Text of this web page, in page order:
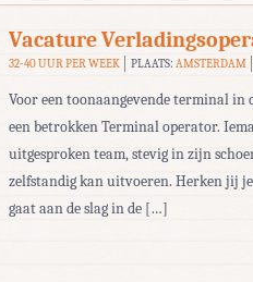
Vacature
32-40 UUR PER WEEK PLAATS: AMSTERDAM
Voor een toonaangevende terminal
een betrokken Terminal operator.
uitgesproken team, stevig in zijn
zelfstandig kan uitvoeren. Herken jij
gaat aan de slag in de […]